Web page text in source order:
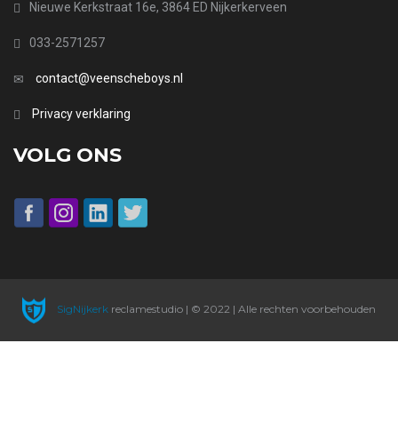
Nieuwe Kerkstraat 16e, 3864 ED Nijkerkerveen
033-2571257
contact@veenscheboys.nl
Privacy verklaring
VOLG ONS
SigNijkerkreclamestudio | © 2022 | Alle rechten voorbehouden